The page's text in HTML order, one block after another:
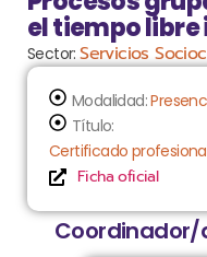
el tiempo
Sector:Servicios
Modalidad:
Título:
Certificado
Ficha oficial
Coordinador/